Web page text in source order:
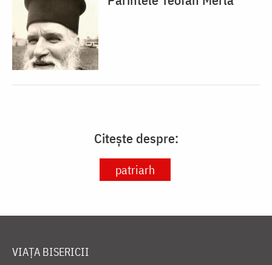
Citește despre:
patriarh
VIAȚA BISERICII